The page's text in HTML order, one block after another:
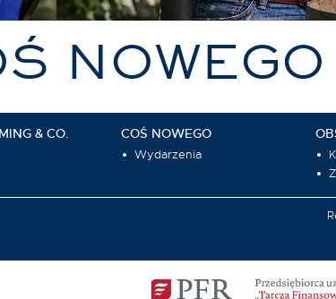
NOWEGO
& CO. COŚ NOWEGO
Wydarzenia